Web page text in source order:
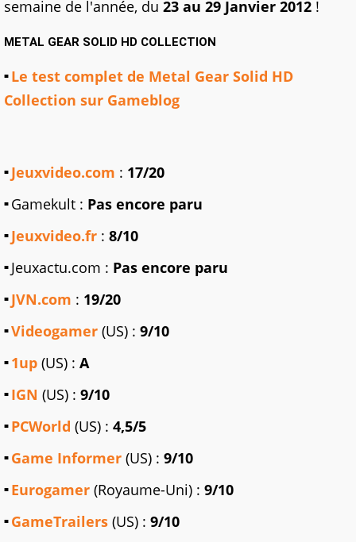
semaine de l'année, du 23 au 29 Janvier 2012 !
METAL GEAR SOLID HD COLLECTION
Le test complet de Metal Gear Solid HD
Collection sur Gameblog
Jeuxvideo.com : 17/20
Gamekult : Pas encore paru
Jeuxvideo.fr : 8/10
Jeuxactu.com : Pas encore paru
JVN.com : 19/20
Videogamer (US) : 9/10
1up (US) : A
IGN (US) : 9/10
PCWorld (US) : 4,5/5
Game Informer (US) : 9/10
Eurogamer (Royaume-Uni) : 9/10
GameTrailers (US) : 9/10